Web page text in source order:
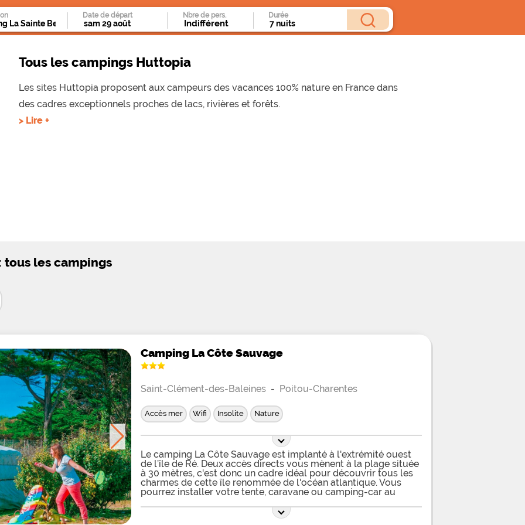
Date de départ Durée
Nbre de pers.
Tous les campings Huttopia
Les sites Huttopia proposent aux campeurs des vacances 100% nature en France dans
des cadres exceptionnels proches de lacs, rivières et forêts.
> Lire +
tous les campings
Camping La Côte Sauvage
Saint-Clément-des-Baleines - Poitou-Charentes
Accès mer Wifi Insolite Nature
Le camping La Côte Sauvage est implanté à l'extrémité ouest
de l’île de Ré. Deux accès directs vous mènent à la plage située
à 30 mètres, c'est donc un cadre idéal pour découvrir tous les
charmes de cette île renommée de l'océan atlantique. Vous
pourrez installer votre tente, caravane ou camping-car au
vous attendent avec l'électricité, l'eau est sur demande. Venez y
dormir jusque 6 personnes pour des séjours à la nuitée si vous